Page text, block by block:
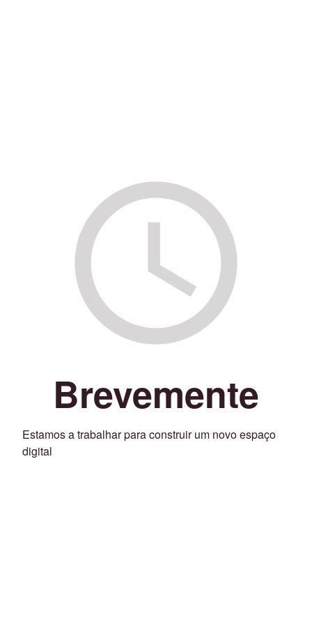
Brevemente
Estamos a trabalhar para construir um novo espaço
digital